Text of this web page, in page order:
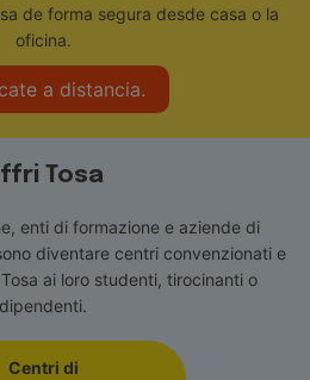
de forma segura desde casa o la
oficina.
a distancia.
Tosa
enti di formazione e aziende di
diventare centri convenzionati e
ai loro studenti, tirocinanti o
dipendenti.
Centri di